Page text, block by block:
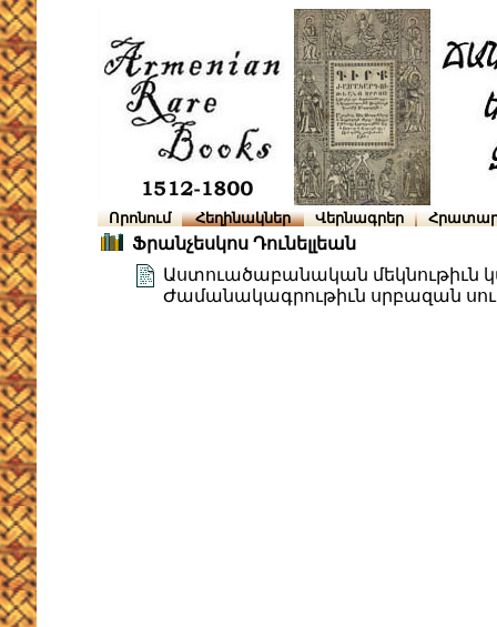
Որոնում Հեղինակներ Վերնագրեր
Ֆրանչեսկոս Դունելլեան
Աստուածաբանական մեկնութիւն
Ժամանակագրութիւն սրբազան